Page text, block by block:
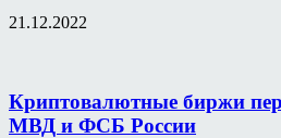
21.12.2022
Криптовалютные биржи
МВД и ФСБ России